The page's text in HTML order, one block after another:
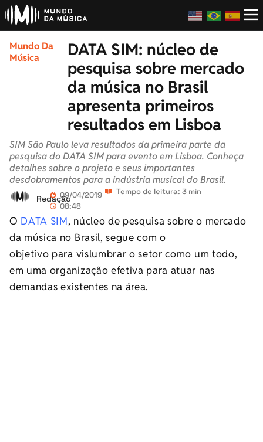
Mundo Da
Música
DATA SIM: núcleo de
pesquisa sobre mercado
da música no Brasil
apresenta primeiros
resultados em Lisboa
SIM São Paulo leva resultados da primeira parte da
pesquisa do DATA SIM para evento em Lisboa. Conheça
detalhes sobre o projeto e seus importantes
desdobramentos para a indústria musical do Brasil.
Redação09/04/2019
08:48
Tempo de leitura: 3 min
O DATA SIM, núcleo de pesquisa sobre o mercado
da música no Brasil, segue com o
objetivo para vislumbrar o setor como um todo,
em uma organização efetiva para atuar nas
demandas existentes na área.